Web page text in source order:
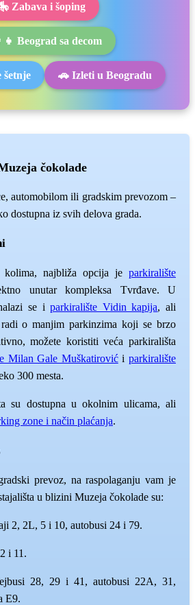
Zabava i šoping
Beograd sa decom
šetnje 🚗 Izleti u Beogradu
čokolade
automobilom ili gradskim prevozom –
dostupna iz svih delova grada.
najbliža opcija je parkiralište
unutar kompleksa Tvrđave. U
se iparkiralište Vidin kapija, ali
o manjim parkinzima koji se brzo
možete koristiti veća parkirališta
Milan Gale Muškatirovići parkiralište
300 mesta.
su dostupna u okolnim ulicama, ali
zone i način plaćanja.
prevoz, na raspolaganju vam je
u blizini Muzeja čokolade su:
2, 2L, 5 i 10, autobusi 24 i 79.
i 11.
28, 29 i 41, autobusi 22A, 31,
E9.